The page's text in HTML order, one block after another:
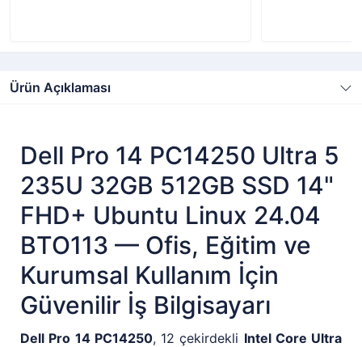
Ürün Açıklaması
Dell Pro 14 PC14250 Ultra 5
235U 32GB 512GB SSD 14"
FHD+ Ubuntu Linux 24.04
BTO113 — Ofis, Eğitim ve
Kurumsal Kullanım İçin
Güvenilir İş Bilgisayarı
Dell Pro 14 PC14250, 12 çekirdekli Intel Core Ultra